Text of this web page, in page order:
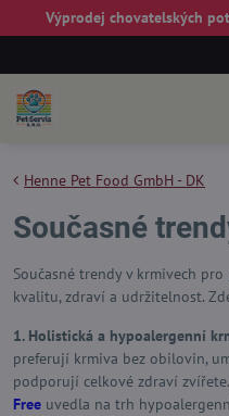
Výprodej chovatelských
Henne Pet Food GmbH - DK
Současné
Současné trendy v krmivech
kvalitu, zdraví a udržitelnost.
1. Holistická a hypoalergenní
preferují krmiva bez obilovin,
podporují celkové zdraví
Free uvedla na trh